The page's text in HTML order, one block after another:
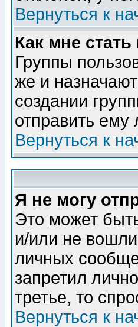
Вернуться к
Как мне
Группы
же и
создании
отправить
Вернуться к
Я не могу
Это может
и/или не
личных
запретил
третье, то
Вернуться к